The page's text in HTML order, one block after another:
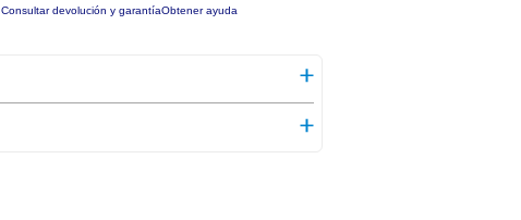
Consultar devolución y garantíaObtener ayuda